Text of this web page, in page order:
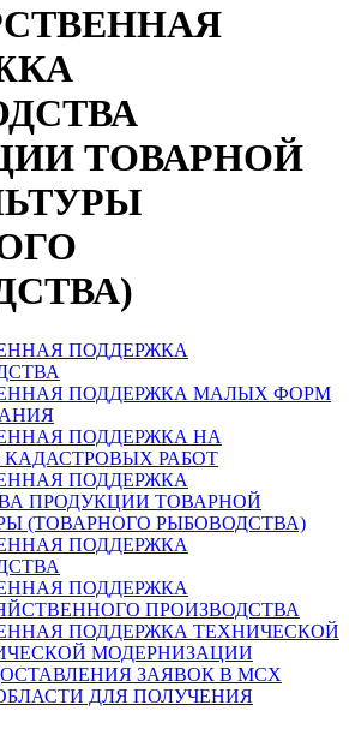
ТОВАРНОЙ
ПОДДЕРЖКА
ПОДДЕРЖКА МАЛЫХ ФОРМ
ПОДДЕРЖКА НА
РАБОТ
ПОДДЕРЖКА
ПРОДУКЦИИ ТОВАРНОЙ
(ТОВАРНОГО РЫБОВОДСТВА)
ПОДДЕРЖКА
ПОДДЕРЖКА
ПРОИЗВОДСТВА
ПОДДЕРЖКА ТЕХНИЧЕСКОЙ
МОДЕРНИЗАЦИИ
ЗАЯВОК В МСХ
ДЛЯ ПОЛУЧЕНИЯ